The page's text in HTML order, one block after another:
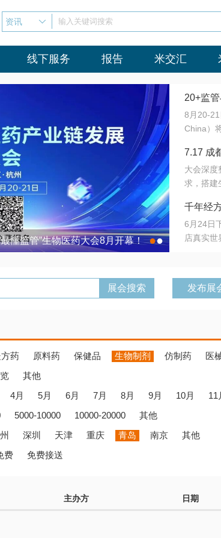
资讯 输入关键词搜索
线下服务 报告 米交汇
懂监管”生物医药大会8月开幕！ 7.17 成都
●●
20+监
会8月开
8月20-
China）
法正重新
难题，呼
同与出海
算力突
术攻坚，
室”与“生
7.17 成
营
大会深度
求，搭建
域增量
千年经
目在北
6月24日
店真实世
发布展
药 原料药 保健品 生物制剂 仿制药 医
其他
4月 5月 6月 7月 8月 9月 10月 11
5000-10000 10000-20000
其他
深圳 天津 重庆 青岛 南京
其他
费 免费接送
主办方 日期